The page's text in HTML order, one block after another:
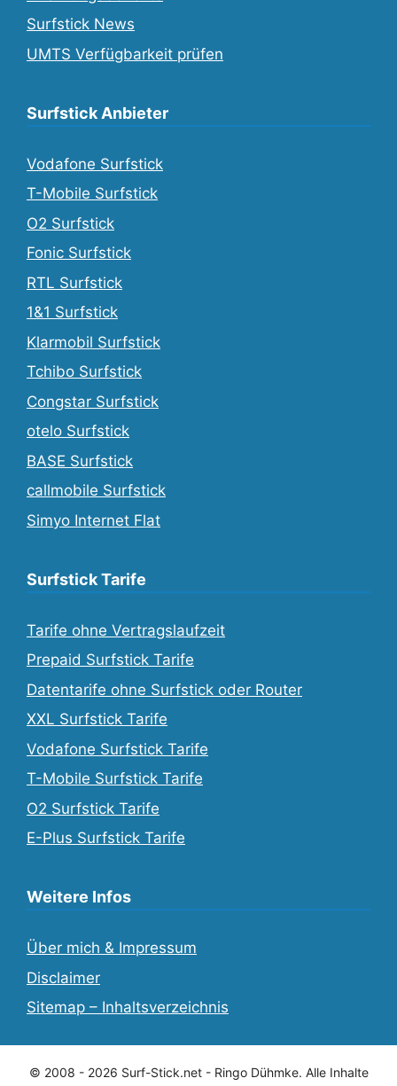
Surfstick News
UMTS Verfügbarkeit prüfen
Surfstick Anbieter
Vodafone Surfstick
T-Mobile Surfstick
O2 Surfstick
Fonic Surfstick
RTL Surfstick
1&1 Surfstick
Klarmobil Surfstick
Tchibo Surfstick
Congstar Surfstick
otelo Surfstick
BASE Surfstick
callmobile Surfstick
Simyo Internet Flat
Surfstick Tarife
Tarife ohne Vertragslaufzeit
Prepaid Surfstick Tarife
Datentarife ohne Surfstick oder Router
XXL Surfstick Tarife
Vodafone Surfstick Tarife
T-Mobile Surfstick Tarife
O2 Surfstick Tarife
E-Plus Surfstick Tarife
Weitere Infos
Über mich & Impressum
Disclaimer
Sitemap – Inhaltsverzeichnis
© 2008 - 2026 Surf-Stick.net - Ringo Dühmke. Alle Inhalte